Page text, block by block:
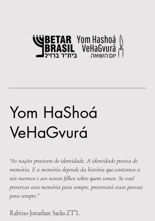
Yom HaShoá
VeHaGvurá
“As nações precisam de identidade. A identidade precisa de
memória. E a memória depende da história que contamos a
nós mesmos e aos nossos filhos sobre quem somos. Se você
preservar essa memória para sempre, preservará essas pessoas
para sempre.”
Rabino Jonathan Sacks ZT”L